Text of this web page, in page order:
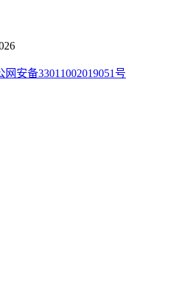
网安备33011002019051号